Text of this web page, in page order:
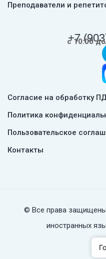
Преподаватели и
+7
с 10:00
Согласие на обработку
Политика
Пользовательское
Контакты
© Все права
иностранных